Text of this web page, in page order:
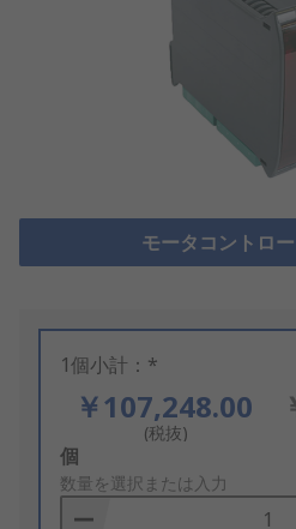
モータコントロ
1個小計：*
￥107,248.00
(税抜)
Add
to
Basket
個
数量を選択または入力